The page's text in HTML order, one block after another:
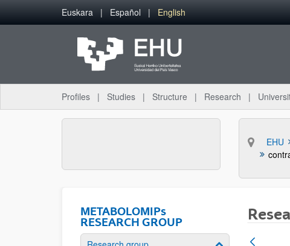
Skip to Main Content
Euskara Español English
Profiles Studies Structure Research
EHU
METABOLOMIPs
RESEARCH GROUP
Show/hide subpages